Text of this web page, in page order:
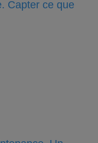
Capter ce que